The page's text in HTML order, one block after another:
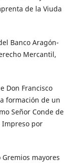
de la Viuda
Banco Aragón-
Mercantil,
Don Francisco
formación de un
Señor Conde de
Impreso por
mayores